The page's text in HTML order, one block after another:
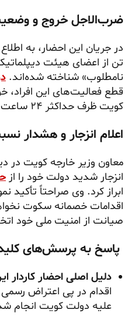
ضرب‌الاجل خروج و
در جریان این احضار، به
تن از اعضای هیئت
نامطلوب» شناخته شده‌اند.
قطع فعالیت‌های این افراد،
کویت ظرف حداکثر ۲۴ ساعت شده است.
اعلام انزجار و هشدار
معاون وزیر خارجه کویت در
انزجار شدید دولت خود را از
ابراز کرد. وی صراحتاً تأکید
اقدامات خصمانه سکوت
صیانت از امنیت ملی خود
پاسخ به پرسش‌های
دلیل اصلی احضار کاردار
اقدام در پی اعتراض
علیه دولت کویت انجام